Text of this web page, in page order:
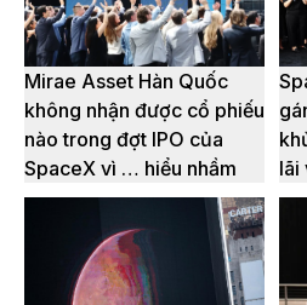
Mirae Asset Hàn Quốc
không nhận được cổ phiếu
nào trong đợt IPO của
SpaceX vì … hiểu nhầm
lãi